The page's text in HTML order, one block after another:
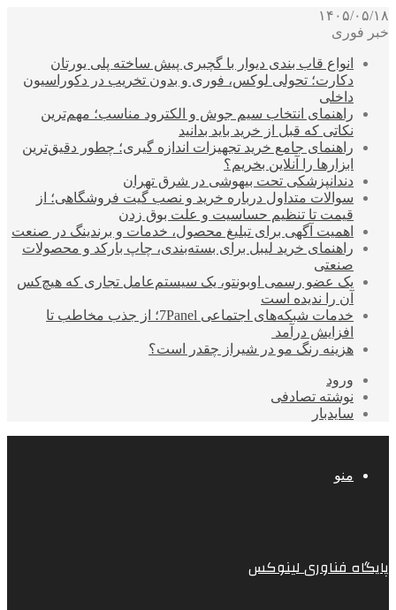
۱۴۰۵/۰۵/۱۸
خبر فوری
انواع قاب بندی دیوار با گچبری پیش ساخته پلی یورتان
دکارت؛ تحولی لوکس، فوری و بدون تخریب در دکوراسیون
داخلی
راهنمای انتخاب سیم جوش و الکترود مناسب؛ مهم‌ترین
نکاتی که قبل از خرید باید بدانید
راهنمای جامع خرید تجهیزات اندازه گیری؛ چطور دقیق‌ترین
ابزارها را آنلاین بخریم؟
دندانپزشکی تحت بیهوشی در شرق تهران
سوالات متداول درباره خرید و نصب گیت فروشگاهی؛ از
قیمت تا تنظیم حساسیت و علت بوق زدن
اهمیت آگهی برای تبلیغ محصول، خدمات و برندینگ در صنعت
راهنمای خرید لیبل برای بسته‌بندی، چاپ بارکد و محصولات
صنعتی
یک عضو رسمی اوبونتو، یک سیستم‌عامل تجاری که هیچ‌کس
آن را ندیده است
خدمات شبکه‌های اجتماعی 7Panel؛ از جذب مخاطب تا
افزایش درآمد
هزینه رنگ مو در شیراز چقدر است؟
ورود
نوشته تصادفی
سایدبار
منو
پایگاه فناوری لینوکس